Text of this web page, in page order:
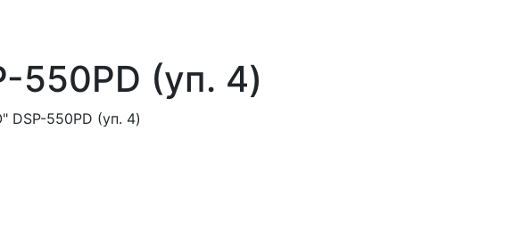
550PD (уп. 4)
DSP-550PD (уп. 4)